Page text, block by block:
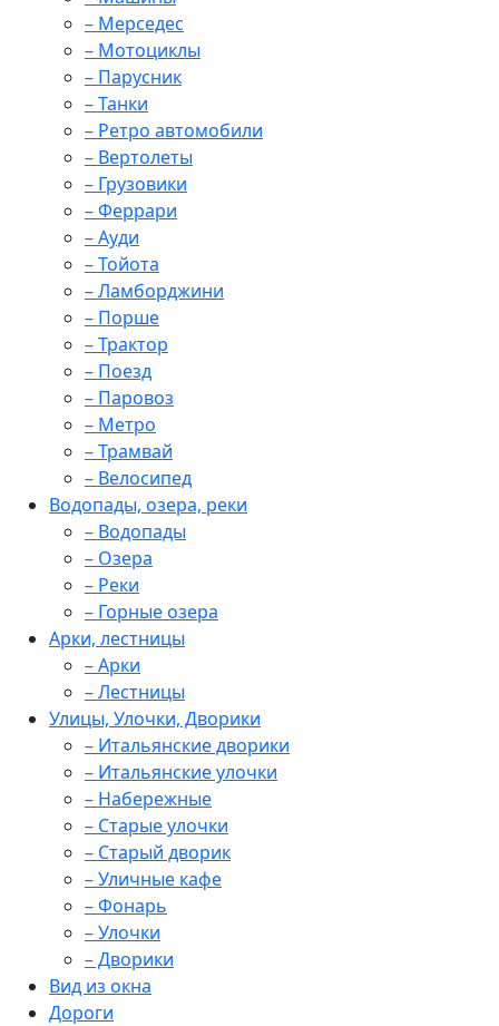
– Мерседес
– Мотоциклы
– Парусник
– Танки
– Ретро автомобили
– Вертолеты
– Грузовики
– Феррари
– Ауди
– Тойота
– Ламборджини
– Порше
– Трактор
– Поезд
– Паровоз
– Метро
– Трамвай
– Велосипед
Водопады, озера, реки
– Водопады
– Озера
– Реки
– Горные озера
Арки, лестницы
– Арки
– Лестницы
Улицы, Улочки, Дворики
– Итальянские дворики
– Итальянские улочки
– Набережные
– Старые улочки
– Старый дворик
– Уличные кафе
– Фонарь
– Улочки
– Дворики
Вид из окна
Дороги